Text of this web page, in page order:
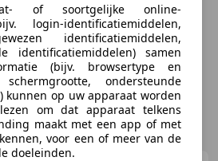
of soortgelijke online-
login-identificatiemiddelen,
identificatiemiddelen,
identificatiemiddelen) samen
(bijv. browsertype en
ondersteunde
kunnen op uw apparaat worden
om dat apparaat telkens
maakt met een app of met
voor een of meer van de
doeleinden.